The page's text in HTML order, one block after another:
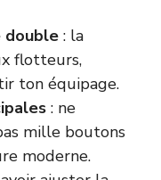
double : la
flotteurs,
ton équipage.
: ne
mille boutons
moderne.